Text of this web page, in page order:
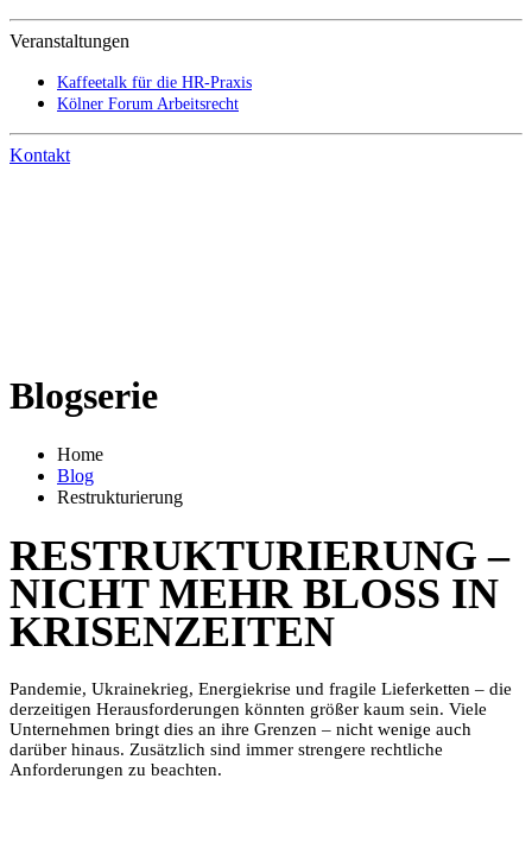
Veranstaltungen
Kaffeetalk für die HR-Praxis
Kölner Forum Arbeitsrecht
Kontakt
Blogserie
Home
Blog
Restrukturierung
RESTRUKTURIERUNG –
NICHT MEHR BLOSS IN K
RISENZEITEN
Pandemie, Ukrainekrieg, Energiekrise und fragile Lieferketten – die
derzeitigen Herausforderungen könnten größer kaum sein. Viele
Unternehmen bringt dies an ihre Grenzen – nicht wenige auch
darüber hinaus. Zusätzlich sind immer strengere rechtliche
Anforderungen zu beachten.